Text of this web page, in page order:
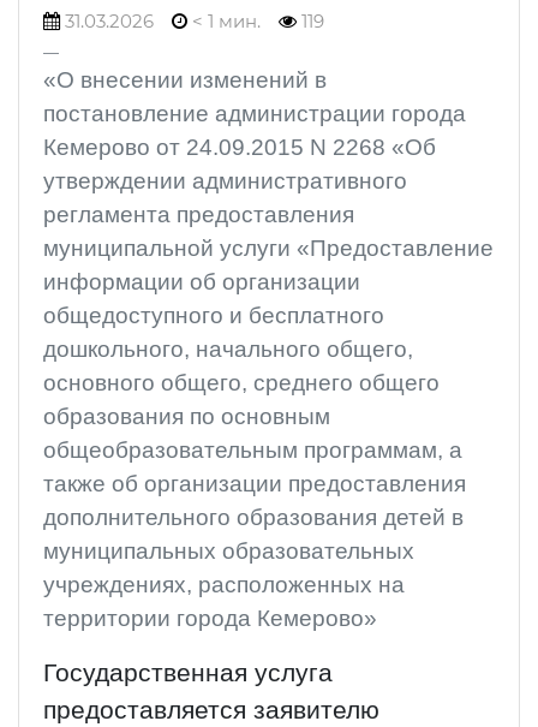
31.03.2026 < 1 мин. 119
«О внесении изменений в
постановление администрации города
Кемерово от 24.09.2015 N 2268 «Об
утверждении административного
регламента предоставления
муниципальной услуги «Предоставление
информации об организации
общедоступного и бесплатного
дошкольного, начального общего,
основного общего, среднего общего
образования по основным
общеобразовательным программам, а
также об организации предоставления
дополнительного образования детей в
муниципальных образовательных
учреждениях, расположенных на
территории города Кемерово»
Государственная услуга
предоставляется заявителю